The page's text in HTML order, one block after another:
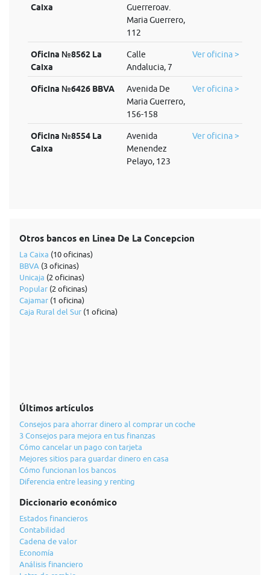
Caixa
Guerreroav.
Maria Guerrero,
112
Oficina №8562 La
Caixa
Calle
Andalucia, 7
Ver oficina >
Oficina №6426 BBVA
Avenida De
Maria Guerrero,
156-158
Ver oficina >
Oficina №8554 La
Caixa
Avenida
Menendez
Pelayo, 123
Ver oficina >
Otros bancos en Linea De La Concepcion
La Caixa (10 oficinas)
BBVA (3 oficinas)
Unicaja (2 oficinas)
Popular (2 oficinas)
Cajamar (1 oficina)
Caja Rural del Sur (1 oficina)
Últimos artículos
Consejos para ahorrar dinero al comprar un coche
3 Consejos para mejora en tus finanzas
Cómo cancelar un pago con tarjeta
Mejores sitios para guardar dinero en casa
Cómo funcionan los bancos
Diferencia entre leasing y renting
Diccionario económico
Estados financieros
Contabilidad
Cadena de valor
Economía
Análisis financiero